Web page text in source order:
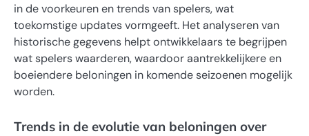
in de voorkeuren en trends van spelers, wat
toekomstige updates vormgeeft. Het analyseren van
historische gegevens helpt ontwikkelaars te begrijpen
wat spelers waarderen, waardoor aantrekkelijkere en
boeiendere beloningen in komende seizoenen mogelijk
worden.
Trends in de evolutie van beloningen over